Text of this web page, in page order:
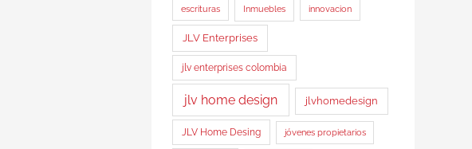
escrituras Inmuebles innovacion
JLV Enterprises
jlv enterprises colombia
jlv home design jlvhomedesign
JLV Home Desing jóvenes propietarios